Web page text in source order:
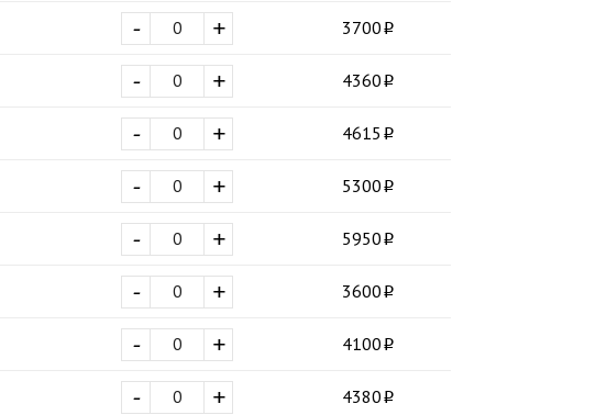
+
- 3700
+
- 4360
+
- 4615
+
- 5300
+
- 5950
+
- 3600
+
- 4100
+
- 4380